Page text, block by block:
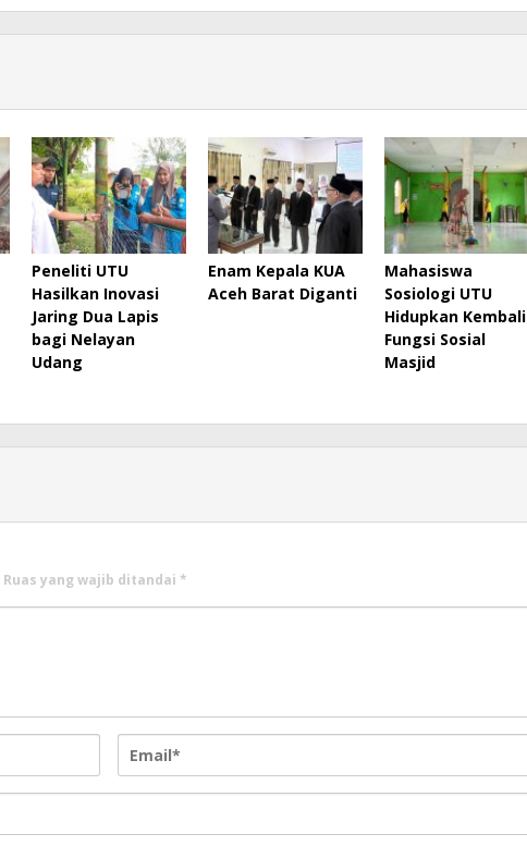
Peneliti UTU
Hasilkan Inovasi
Jaring Dua Lapis
bagi Nelayan
Udang
Enam Kepala KUA
Aceh Barat Diganti
Mahasiswa
Sosiologi UTU
Hidupkan Kembali
Fungsi Sosial
Masjid
Ruas yang wajib ditandai *